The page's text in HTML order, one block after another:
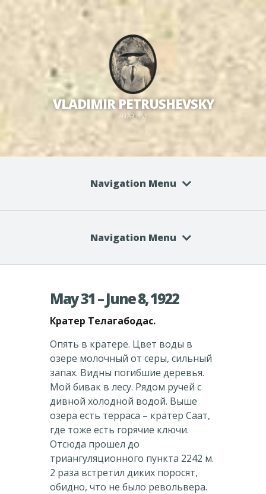
VLADIMIR PETRUSHEVSKY
AN ARCHIVE
Navigation Menu
Navigation Menu
May 31 – June 8, 1922
Кратер Телагабодас.
Опять в кратере. Цвет воды в
озере молочный от серы, сильный
запах. Видны погибшие деревья.
Мой бивак в лесу. Рядом ручей с
дивной холодной водой. Выше
озера есть терраса – кратер Саат,
где тоже есть горячие ключи.
Отсюда прошел до
триангуляционного пункта 2242 м.
2 раза встретил диких поросят,
обидно, что не было револьвера.